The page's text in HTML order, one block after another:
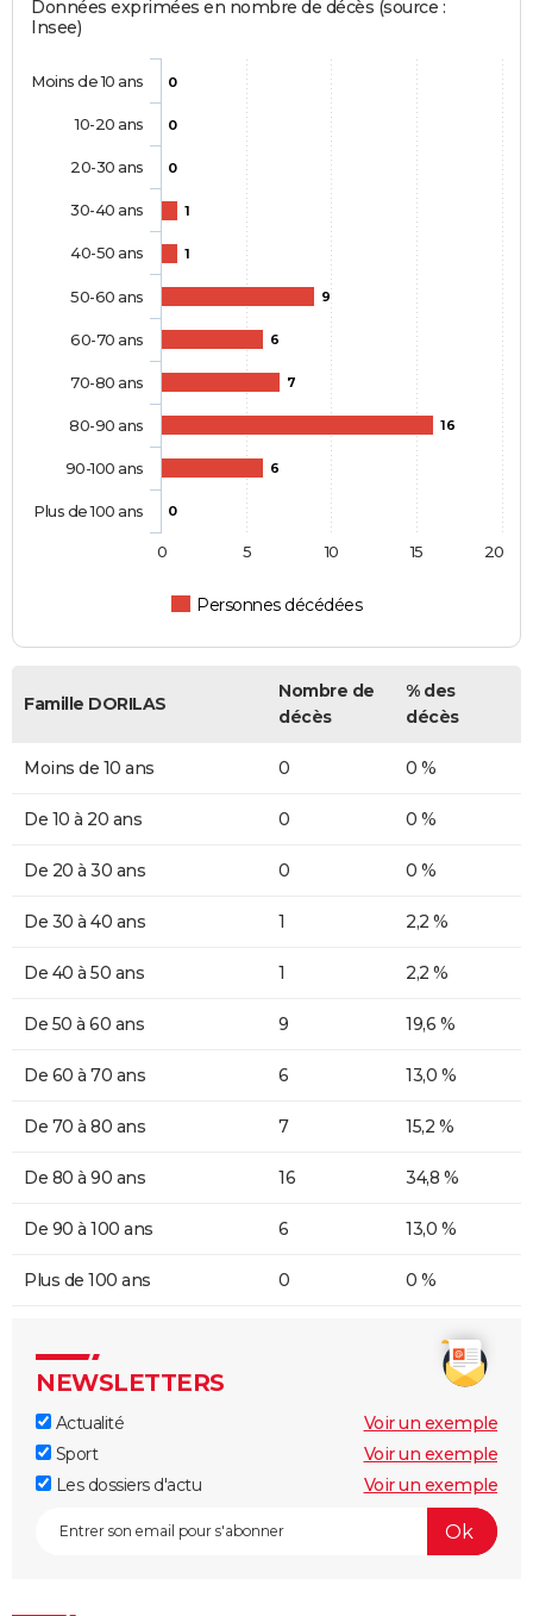
Données exprimées en nombre de décès (source :
Insee)
0
0
0
1
1
9
6
7
16
6
0
Personnes décédées
Moins de 10 ans
10-20 ans
20-30 ans
30-40 ans
40-50 ans
50-60 ans
60-70 ans
70-80 ans
80-90 ans
90-100 ans
Plus de 100 ans
0 5 10 15 20
Famille DORILAS
Nombre de
décès
% des
décès
Moins de 10 ans 0 0 %
De 10 à 20 ans 0 0 %
De 20 à 30 ans 0 0 %
De 30 à 40 ans 1 2,2 %
De 40 à 50 ans 1 2,2 %
De 50 à 60 ans 9 19,6 %
De 60 à 70 ans 6 13,0 %
De 70 à 80 ans 7 15,2 %
De 80 à 90 ans 16 34,8 %
De 90 à 100 ans 6 13,0 %
Plus de 100 ans 0 0 %
NEWSLETTERS
Actualité
Voir un exemple
Sport
Voir un exemple
Les dossiers d'actu
Voir un exemple